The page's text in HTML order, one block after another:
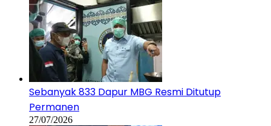
Sebanyak 833 Dapur MBG Resmi Ditutup
Permanen
27/07/2026